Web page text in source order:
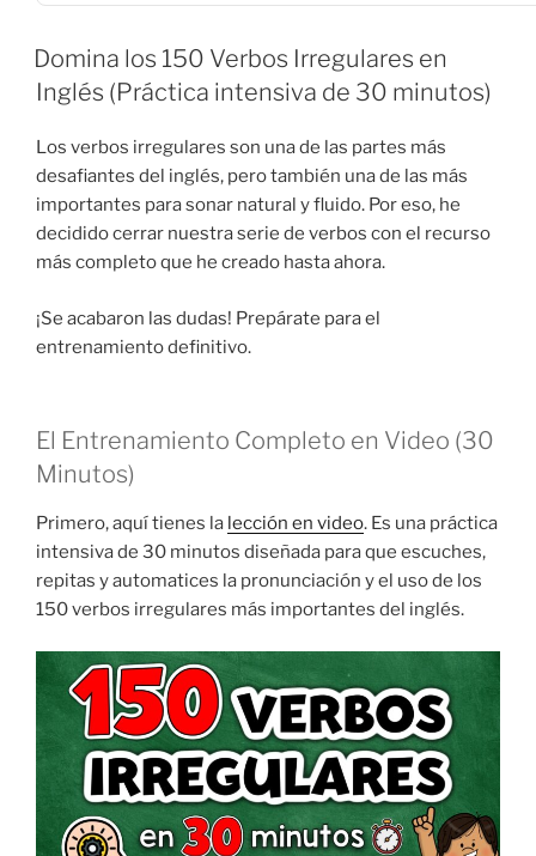
Domina los 150 Verbos Irregulares en
Inglés (Práctica intensiva de 30 minutos)
Los verbos irregulares son una de las partes más
desafiantes del inglés, pero también una de las más
importantes para sonar natural y fluido. Por eso, he
decidido cerrar nuestra serie de verbos con el recurso
más completo que he creado hasta ahora.
¡Se acabaron las dudas! Prepárate para el
entrenamiento definitivo.
El Entrenamiento Completo en Video (30
Minutos)
Primero, aquí tienes la lección en video. Es una práctica
intensiva de 30 minutos diseñada para que escuches,
repitas y automatices la pronunciación y el uso de los
150 verbos irregulares más importantes del inglés.